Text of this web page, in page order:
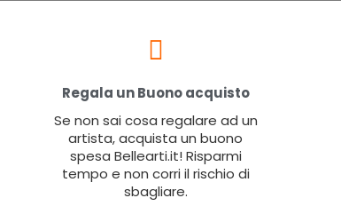
Regala un Buono acquisto
Se non sai cosa regalare ad un
artista, acquista un buono
spesa Bellearti.it! Risparmi
tempo e non corri il rischio di
sbagliare.